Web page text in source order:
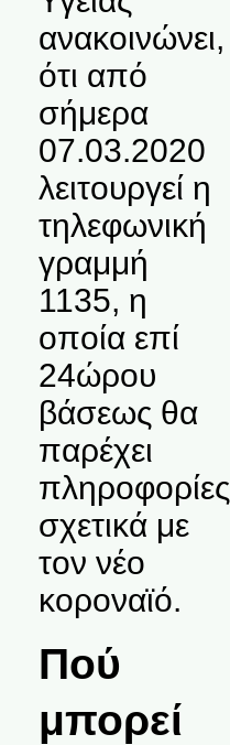
ανακοινώνει,
ότι από
σήμερα
07.03.2020
λειτουργεί η
τηλεφωνική
γραμμή
1135, η
οποία επί
24ώρου
βάσεως θα
παρέχει
πληροφορίες
σχετικά με
τον νέο
κοροναϊό.
Πού
μπορεί